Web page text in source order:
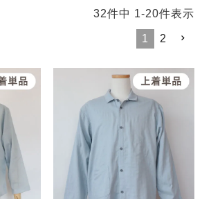
冬
ニット/ストレッチ 起毛/フランネル
年齢別におすすめパジ
ルームウェア
カタログギフト
作務衣 胸がすけない
羽織・バスロ
ーブ
お買い物ガイド 安心の日本製
32件中 1-20件表示
1 2